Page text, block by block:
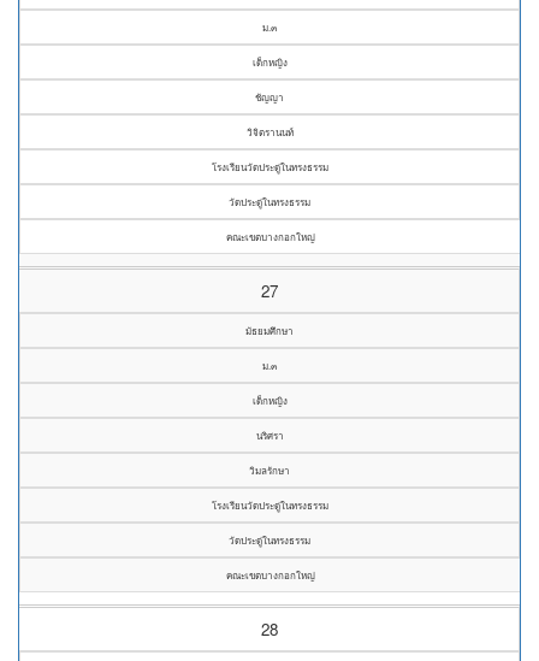
ม.๓
เด็กหญิง
ชัญญา
วิจิตรานนท์
โรงเรียนวัดประดู่ในทรงธรรม
วัดประดู่ในทรงธรรม
คณะเขตบางกอกใหญ่
27
มัธยมศึกษา
ม.๓
เด็กหญิง
นริศรา
วิมลรักษา
โรงเรียนวัดประดู่ในทรงธรรม
วัดประดู่ในทรงธรรม
คณะเขตบางกอกใหญ่
28